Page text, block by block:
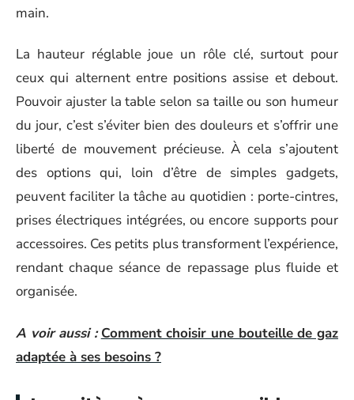
main.
La hauteur réglable joue un rôle clé, surtout pour
ceux qui alternent entre positions assise et debout.
Pouvoir ajuster la table selon sa taille ou son humeur
du jour, c’est s’éviter bien des douleurs et s’offrir une
liberté de mouvement précieuse. À cela s’ajoutent
des options qui, loin d’être de simples gadgets,
peuvent faciliter la tâche au quotidien : porte-cintres,
prises électriques intégrées, ou encore supports pour
accessoires. Ces petits plus transforment l’expérience,
rendant chaque séance de repassage plus fluide et
organisée.
A voir aussi : Comment choisir une bouteille de gaz
adaptée à ses besoins ?